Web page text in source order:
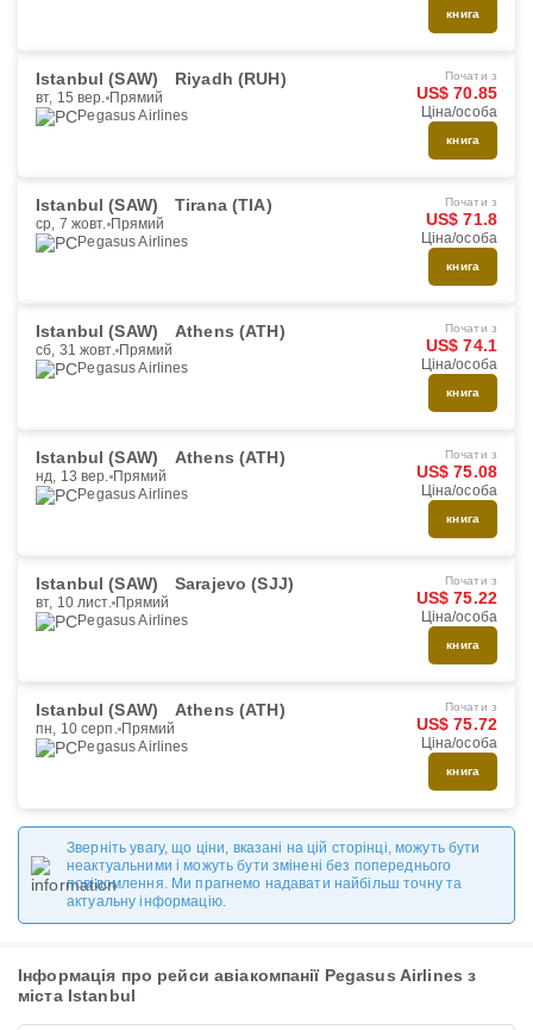
книга
Istanbul (SAW) Riyadh (RUH)
вт, 15 вер. Прямий
Pegasus Airlines
Почати з
US$ 70.85
Ціна/особа
книга
Istanbul (SAW) Tirana (TIA)
ср, 7 жовт. Прямий
Pegasus Airlines
Почати з
US$ 71.8
Ціна/особа
книга
Istanbul (SAW) Athens (ATH)
сб, 31 жовт. Прямий
Pegasus Airlines
Почати з
US$ 74.1
Ціна/особа
книга
Istanbul (SAW) Athens (ATH)
нд, 13 вер. Прямий
Pegasus Airlines
Почати з
US$ 75.08
Ціна/особа
книга
Istanbul (SAW) Sarajevo (SJJ)
вт, 10 лист. Прямий
Pegasus Airlines
Почати з
US$ 75.22
Ціна/особа
книга
Istanbul (SAW) Athens (ATH)
пн, 10 серп. Прямий
Pegasus Airlines
Почати з
US$ 75.72
Ціна/особа
книга
Зверніть увагу, що ціни, вказані на цій сторінці, можуть бути
неактуальними і можуть бути змінені без попереднього
повідомлення. Ми прагнемо надавати найбільш точну та
актуальну інформацію.
Інформація про рейси авіакомпанії Pegasus Airlines з
міста Istanbul